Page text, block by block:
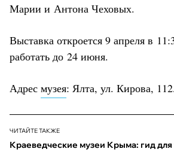
Марии и Антона Чеховых.
Выставка откроется 9 апреля в
работать до 24 июня.
Адрес музея: Ялта, ул. Кирова, 112.
ЧИТАЙТЕ ТАКЖЕ
Краеведческие музеи Крыма: гид для